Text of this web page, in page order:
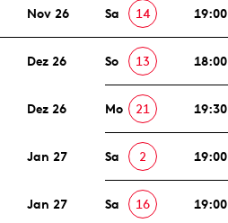
Nov 26 Sa 14 19:00
Dez 26 So 13 18:00
Dez 26 Mo 21 19:30
Jan 27 Sa 2 19:00
Jan 27 Sa 16 19:00